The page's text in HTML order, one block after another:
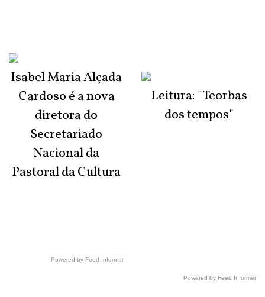
Isabel Maria Alçada
Cardoso é a nova
diretora do
Secretariado
Nacional da
Pastoral da Cultura
Powered by Feed Informer
Leitura: "Teorbas
dos tempos"
Powered by Feed Informer